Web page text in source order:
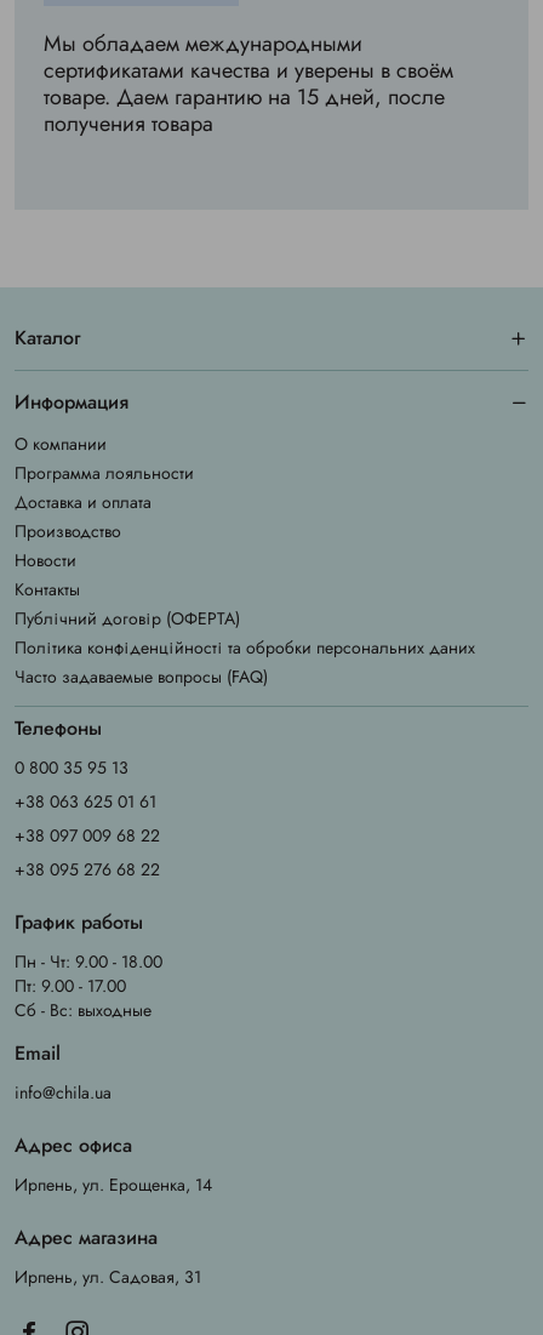
Мы обладаем международными
сертификатами качества и уверены в своём
товаре. Даем гарантию на 15 дней, после
получения товара
Каталог
Информация
О компании
Программа лояльности
Доставка и оплата
Производство
Новости
Контакты
Публічний договір (ОФЕРТА)
Політика конфіденційності та обробки персональних даних
Часто задаваемые вопросы (FAQ)
Телефоны
0 800 35 95 13
+38 063 625 01 61
+38 097 009 68 22
+38 095 276 68 22
График работы
Пн - Чт: 9.00 - 18.00
Пт: 9.00 - 17.00
Сб - Вс: выходные
Email
info@chila.ua
Адрес офиса
Ирпень, ул. Ерощенка, 14
Адрес магазина
Ирпень, ул. Садовая, 31